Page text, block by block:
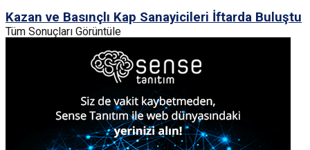
Tüm Sonuçları Görüntüle
Kazan ve Basınçlı Kap Sanayicileri İftarda Buluştu